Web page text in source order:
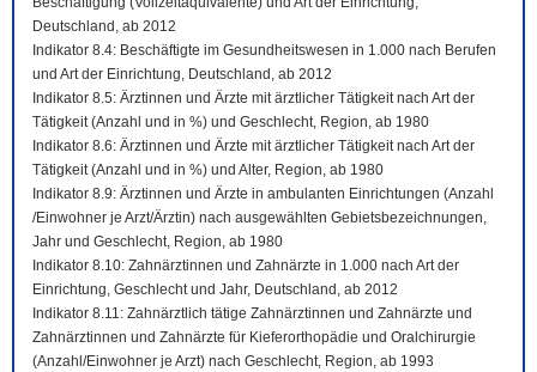
Deutschland, ab 2012
Indikator 8.4: Beschäftigte im Gesundheitswesen in 1.000 nach Berufen
und Art der Einrichtung, Deutschland, ab 2012
Indikator 8.5: Ärztinnen und Ärzte mit ärztlicher Tätigkeit nach Art der
Tätigkeit (Anzahl und in %) und Geschlecht, Region, ab 1980
Indikator 8.6: Ärztinnen und Ärzte mit ärztlicher Tätigkeit nach Art der
Tätigkeit (Anzahl und in %) und Alter, Region, ab 1980
Indikator 8.9: Ärztinnen und Ärzte in ambulanten Einrichtungen (Anzahl
/Einwohner je Arzt/Ärztin) nach ausgewählten Gebietsbezeichnungen,
Jahr und Geschlecht, Region, ab 1980
Indikator 8.10: Zahnärztinnen und Zahnärzte in 1.000 nach Art der
Einrichtung, Geschlecht und Jahr, Deutschland, ab 2012
Indikator 8.11: Zahnärztlich tätige Zahnärztinnen und Zahnärzte und
Zahnärztinnen und Zahnärzte für Kieferorthopädie und Oralchirurgie
(Anzahl/Einwohner je Arzt) nach Geschlecht, Region, ab 1993